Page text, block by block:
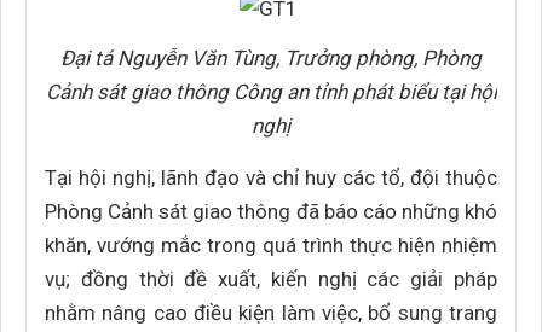
Đại tá Nguyễn Văn Tùng, Trưởng phòng, Phòng
Cảnh sát giao thông Công an tỉnh phát biểu tại hội
nghị
Tại hội nghị, lãnh đạo và chỉ huy các tổ, đội thuộc
Phòng Cảnh sát giao thông đã báo cáo những khó
khăn, vướng mắc trong quá trình thực hiện nhiệm
vụ; đồng thời đề xuất, kiến nghị các giải pháp
nhằm nâng cao điều kiện làm việc, bổ sung trang